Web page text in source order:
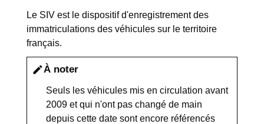
Le SIV est le dispositif d'enregistrement des
immatriculations des véhicules sur le territoire
français.
editÀ noter
Seuls les véhicules mis en circulation avant
2009 et qui n'ont pas changé de main
depuis cette date sont encore référencés